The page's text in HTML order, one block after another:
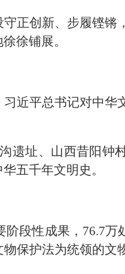
正创新、步履铿锵
徐铺展。
近平总书记对中华
遗址、山西昔阳钟
五千年文明史。
段性成果，76.7万
保护法为统领的文